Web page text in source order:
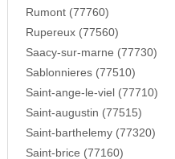
Rumont (77760)
Rupereux (77560)
Saacy-sur-marne (77730)
Sablonnieres (77510)
Saint-ange-le-viel (77710)
Saint-augustin (77515)
Saint-barthelemy (77320)
Saint-brice (77160)